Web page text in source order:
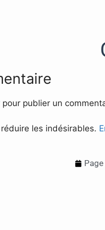
pour publier un
les indésirables.